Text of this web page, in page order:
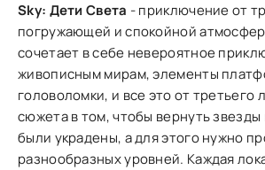
Sky: Дети Света - приключение от
погружающей и спокойной
сочетает в себе невероятное
живописным мирам, элементы
головоломки, и все это от третьего
сюжета в том, чтобы вернуть
были украдены, а для этого нужно
разнообразных уровней. Каждая